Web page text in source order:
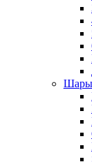
Шары